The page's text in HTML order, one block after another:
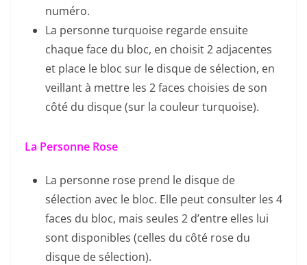
numéro.
La personne turquoise regarde ensuite
chaque face du bloc, en choisit 2 adjacentes
et place le bloc sur le disque de sélection, en
veillant à mettre les 2 faces choisies de son
côté du disque (sur la couleur turquoise).
La Personne Rose
La personne rose prend le disque de
sélection avec le bloc. Elle peut consulter les 4
faces du bloc, mais seules 2 d’entre elles lui
sont disponibles (celles du côté rose du
disque de sélection).